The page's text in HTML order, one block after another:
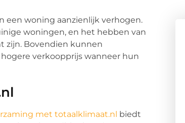
een woning aanzienlijk verhogen.
woningen, en het hebben van
zijn. Bovendien kunnen
verkoopprijs wanneer hun
met totaalklimaat.nl biedt